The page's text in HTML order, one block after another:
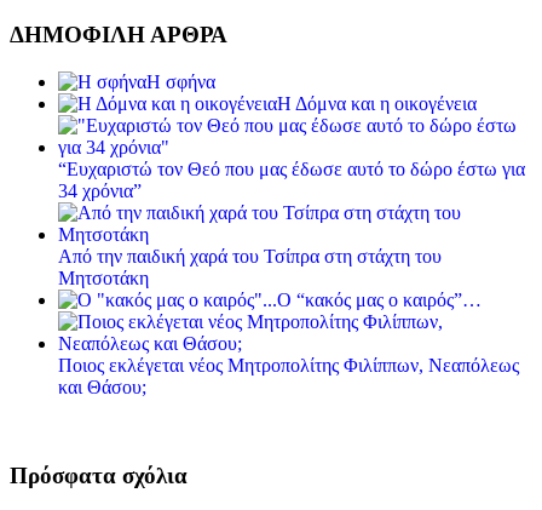
ΔΗΜΟΦΙΛΗ ΑΡΘΡΑ
Η σφήνα
Η Δόμνα και η οικογένεια
“Ευχαριστώ τον Θεό που μας έδωσε αυτό το δώρο έστω για
34 χρόνια”
Από την παιδική χαρά του Τσίπρα στη στάχτη του
Μητσοτάκη
Ο “κακός μας ο καιρός”…
Ποιος εκλέγεται νέος Μητροπολίτης Φιλίππων, Νεαπόλεως
και Θάσου;
Πρόσφατα σχόλια